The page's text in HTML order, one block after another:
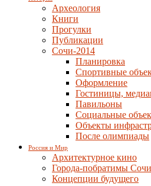
Археология
Книги
Прогулки
Публикации
Сочи-2014
Планировка
Спортивные
Оформление
Гостиницы,
Павильоны
Социальные
Объекты
После олимпиады
Россия и Мир
Архитектурное кино
Города-побратимы Сочи
Концепции будущего